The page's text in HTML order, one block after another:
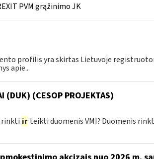
PVM grąžinimo JK
profilis yra skirtas Lietuvoje
apie...
(DUK) (CESOP PROJEKTAS)
rinkti ir teikti duomenis VMI? Duomenis